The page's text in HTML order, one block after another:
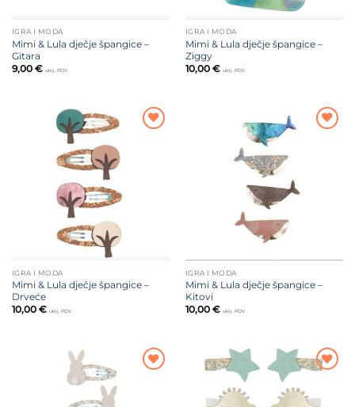
IGRA I MODA
Mimi & Lula dječje špangice –
Gitara
9,00 € uklj. PDV
IGRA I MODA
Mimi & Lula dječje špangice –
Ziggy
10,00 € uklj. PDV
IGRA I MODA
Mimi & Lula dječje špangice –
Drveće
10,00 € uklj. PDV
IGRA I MODA
Mimi & Lula dječje špangice –
Kitovi
10,00 € uklj. PDV
na listu
želja